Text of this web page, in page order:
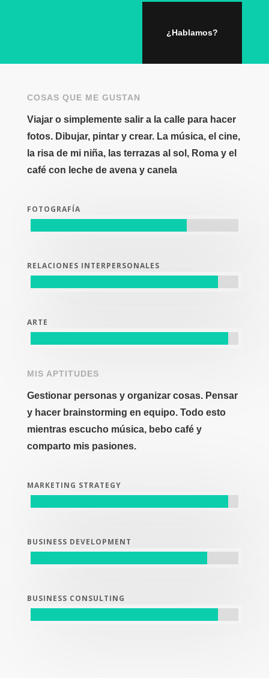
¿Hablamos?
COSAS QUE ME GUSTAN
Viajar o simplemente salir a la calle para hacer
fotos. Dibujar, pintar y crear. La música, el cine,
la risa de mi niña, las terrazas al sol, Roma y el
café con leche de avena y canela
FOTOGRAFÍA
RELACIONES INTERPERSONALES
ARTE
MIS APTITUDES
Gestionar personas y organizar cosas. Pensar
y hacer brainstorming en equipo. Todo esto
mientras escucho música, bebo café y
comparto mis pasiones.
MARKETING STRATEGY
BUSINESS DEVELOPMENT
BUSINESS CONSULTING